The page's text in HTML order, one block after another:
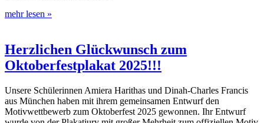
mehr lesen »
Herzlichen Glückwunsch zum
Oktoberfestplakat 2025!!!
Unsere Schülerinnen Amiera Harithas und Dinah-Charles Francis
aus München haben mit ihrem gemeinsamen Entwurf den
Motivwettbewerb zum Oktoberfest 2025 gewonnen. Ihr Entwurf